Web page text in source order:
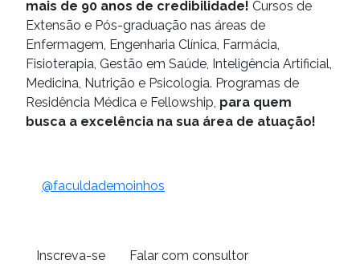
mais de 90 anos de credibilidade! Cursos de
Extensão e Pós-graduação nas áreas de
Enfermagem, Engenharia Clínica, Farmácia,
Fisioterapia, Gestão em Saúde, Inteligência Artificial,
Medicina, Nutrição e Psicologia. Programas de
Residência Médica e Fellowship, para quem
busca a excelência na sua área de atuação!
@faculdademoinhos
Inscreva-se Falar com consultor